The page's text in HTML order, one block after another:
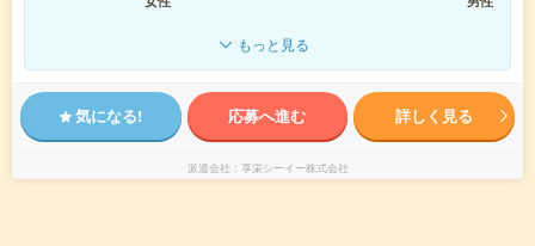
もっと見る
気になる! 応募へ進む 詳しく見る
派遣会社 享栄シーイー株式会社